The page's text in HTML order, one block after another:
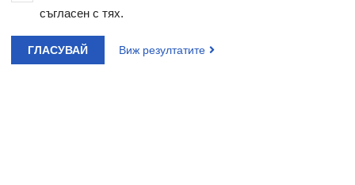
съгласен с тях.
ГЛАСУВАЙ Виж резултатите